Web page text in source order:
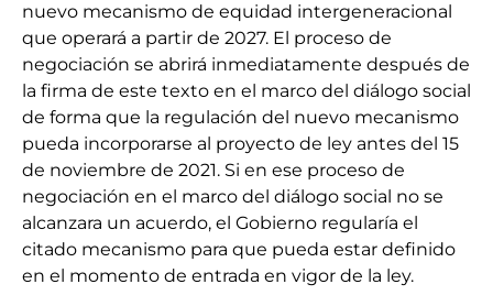
nuevo mecanismo de equidad intergeneracional
que operará a partir de 2027. El proceso de
negociación se abrirá inmediatamente después de
la firma de este texto en el marco del diálogo social
de forma que la regulación del nuevo mecanismo
pueda incorporarse al proyecto de ley antes del 15
de noviembre de 2021. Si en ese proceso de
negociación en el marco del diálogo social no se
alcanzara un acuerdo, el Gobierno regularía el
citado mecanismo para que pueda estar definido
en el momento de entrada en vigor de la ley.